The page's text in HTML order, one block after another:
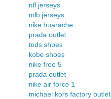
nfl jerseys
mlb jerseys
nike huarache
prada outlet
tods shoes
kobe shoes
nike free 5
prada outlet
nike air force 1
michael kors factory outlet